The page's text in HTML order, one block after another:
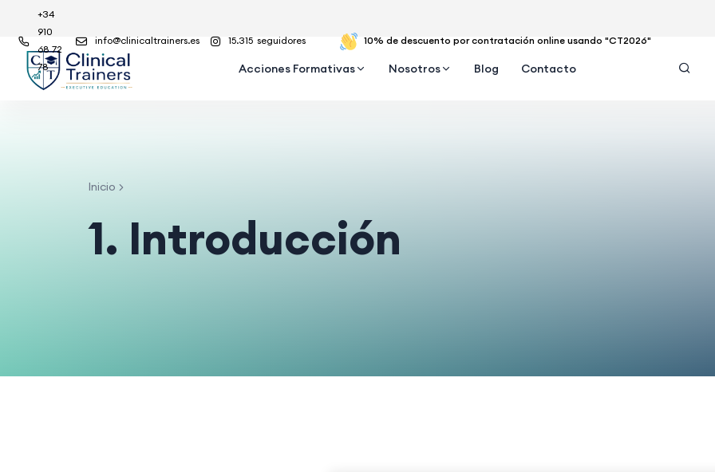
15.315 seguidores
info@clinicaltrainers.es
+34
910
68 72
78
10% de descuento por contratación online usando "CT2026"
Acciones Formativas Nosotros Blog Contacto
Inicio
1. Introducción